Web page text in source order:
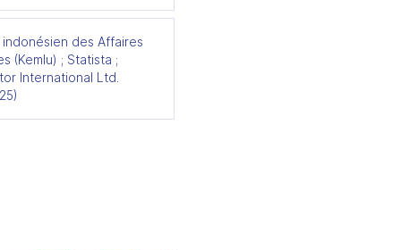
des Affaires
(Kemlu) ; Statista ;
International Ltd.